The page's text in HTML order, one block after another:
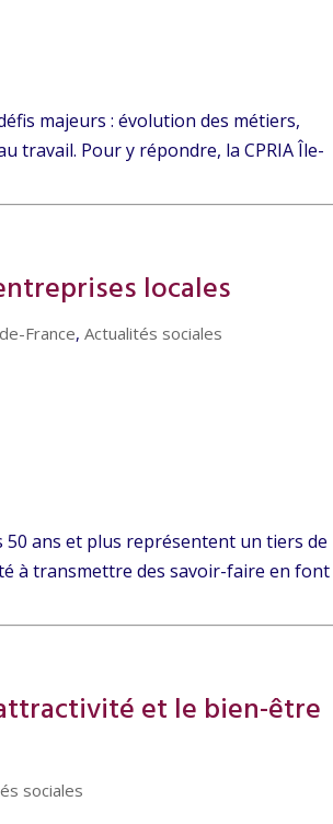
majeurs : évolution des métiers,
travail. Pour y répondre, la CPRIA Île-
locales
France,Actualités sociales
ans et plus représentent un tiers de
à transmettre des savoir-faire en font
et le bien-être
sociales